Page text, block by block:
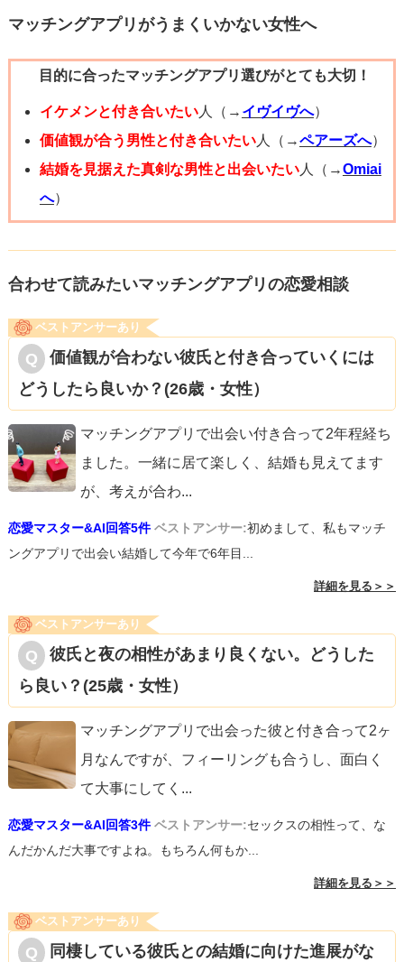
マッチングアプリがうまくいかない女性へ
目的に合ったマッチングアプリ選びがとても大切！
イケメンと付き合いたい人（→ イヴイヴへ）
価値観が合う男性と付き合いたい人（→ペアーズへ）
結婚を見据えた真剣な男性と出会いたい人（→Omiai
へ）
合わせて読みたいマッチングアプリの恋愛相談
ベストアンサーあり
価値観が合わない彼氏と付き合っていくには
どうしたら良いか？(26歳・女性）
マッチングアプリで出会い付き合って2年程経ち
ました。一緒に居て楽しく、結婚も見えてます
が、考えが合わ...
恋愛マスター&AI回答5件 ベストアンサー:初めまして、私もマッチ
ングアプリで出会い結婚して今年で6年目...
詳細を見る＞＞
ベストアンサーあり
彼氏と夜の相性があまり良くない。どうした
ら良い？(25歳・女性）
マッチングアプリで出会った彼と付き合って2ヶ
月なんですが、フィーリングも合うし、面白く
て大事にしてく ...
恋愛マスター&AI回答3件 ベストアンサー:セックスの相性って、な
んだかんだ大事ですよね。もちろん何もか...
詳細を見る＞＞
ベストアンサーあり
同棲している彼氏との結婚に向けた進展がな